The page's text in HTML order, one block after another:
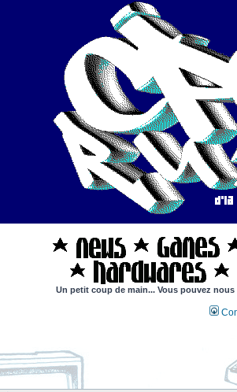
Un petit coup de main... Vous pouvez